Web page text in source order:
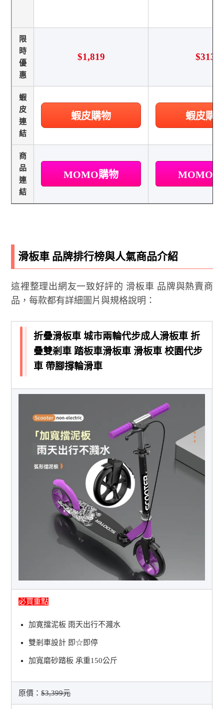
限
時
優
惠
$1,819 $313
蝦
皮
連
結
蝦皮購物 蝦皮購
商
品
連
結
MOMO購物 MOMO
滑板車 品牌排行榜與人氣商品介紹
這裡整理出網友一致好評的 滑板車 品牌與熱賣商
品，每款都有詳細圖片與規格說明：
折疊滑板車 城市兩輪代步成人滑板車 折
疊雙剎車 踏板車滑板車 滑板車 校園代步
車 帶腳撐輪滑車
必買重點
加寛擋泥板 雨天出行不濺水
雙剎車設計 即☆即停
加寬磨砂踏板 承重150公斤
原價：$3,399元